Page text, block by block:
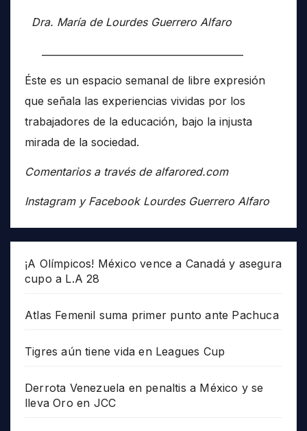
Dra. María de Lourdes Guerrero Alfaro
Éste es un espacio semanal de libre expresión
que señala las experiencias vividas por los
trabajadores de la educación, bajo la injusta
mirada de la sociedad.
Comentarios a través de alfarored.com
Instagram y Facebook Lourdes Guerrero Alfaro
¡A Olímpicos! México vence a Canadá y asegura
cupo a L.A 28
Atlas Femenil suma primer punto ante Pachuca
Tigres aún tiene vida en Leagues Cup
Derrota Venezuela en penaltis a México y se
lleva Oro en JCC